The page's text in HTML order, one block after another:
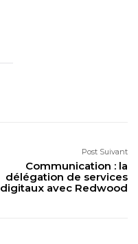
Post Suivant
Communication : la
délégation de services
digitaux avec Redwood